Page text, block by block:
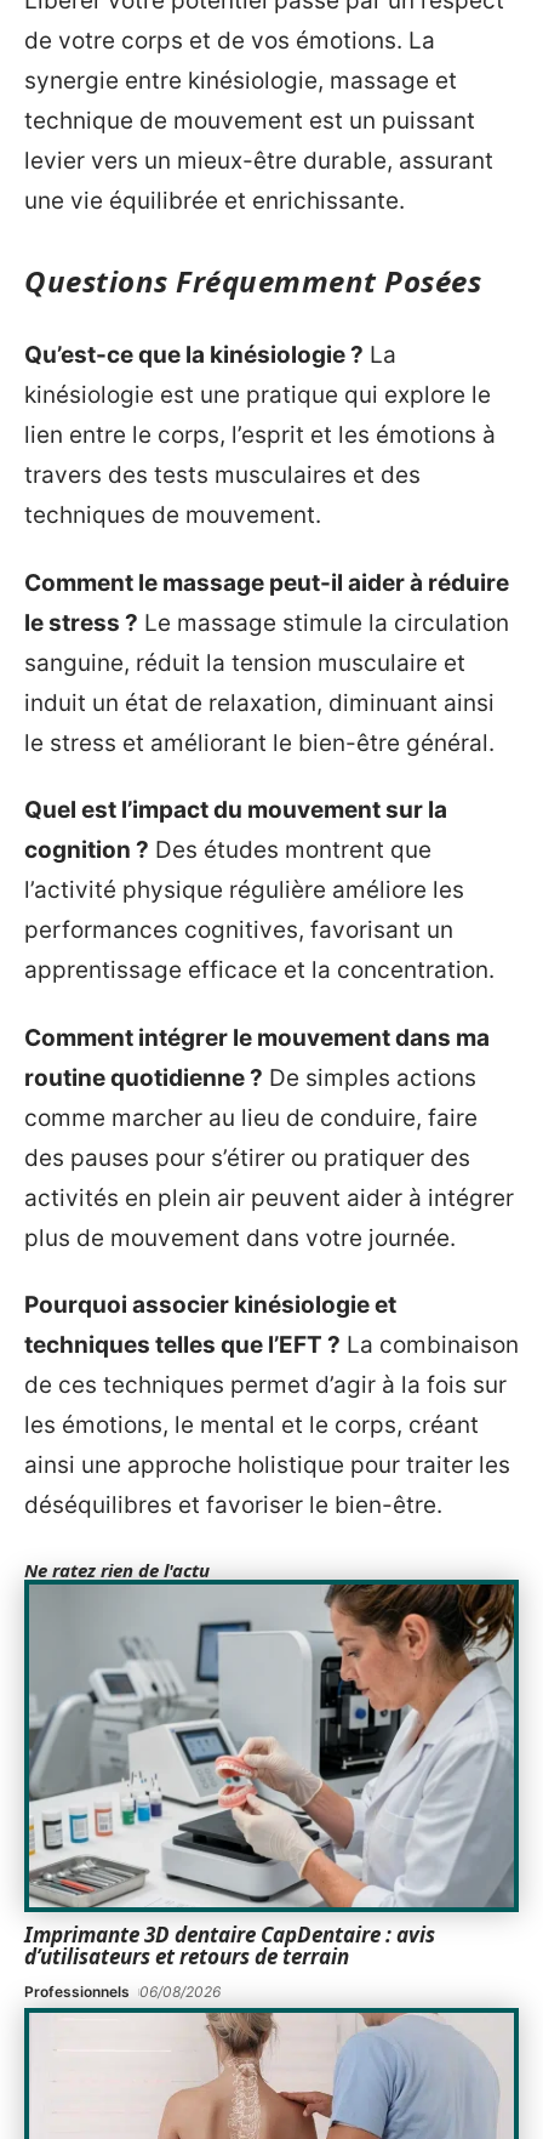
de votre corps et de vos émotions. La
synergie entre kinésiologie, massage et
technique de mouvement est un puissant
levier vers un mieux-être durable, assurant
une vie équilibrée et enrichissante.
Questions Fréquemment Posées
Qu’est-ce que la kinésiologie ? La
kinésiologie est une pratique qui explore le
lien entre le corps, l’esprit et les émotions à
travers des tests musculaires et des
techniques de mouvement.
Comment le massage peut-il aider à réduire
le stress ? Le massage stimule la circulation
sanguine, réduit la tension musculaire et
induit un état de relaxation, diminuant ainsi
le stress et améliorant le bien-être général.
Quel est l’impact du mouvement sur la
cognition ? Des études montrent que
l’activité physique régulière améliore les
performances cognitives, favorisant un
apprentissage efficace et la concentration.
Comment intégrer le mouvement dans ma
routine quotidienne ? De simples actions
comme marcher au lieu de conduire, faire
des pauses pour s’étirer ou pratiquer des
activités en plein air peuvent aider à intégrer
plus de mouvement dans votre journée.
Pourquoi associer kinésiologie et
techniques telles que l’EFT ? La combinaison
de ces techniques permet d’agir à la fois sur
les émotions, le mental et le corps, créant
ainsi une approche holistique pour traiter les
déséquilibres et favoriser le bien-être.
Ne ratez rien de l'actu
Imprimante 3D dentaire CapDentaire : avis
d’utilisateurs et retours de terrain
Professionnels 06/08/2026